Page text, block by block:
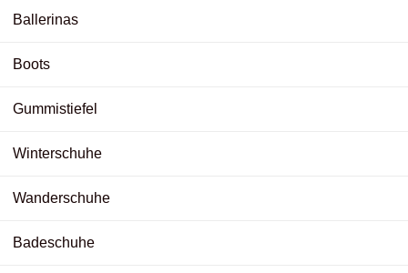
Ballerinas
Boots
Gummistiefel
Winterschuhe
Wanderschuhe
Badeschuhe